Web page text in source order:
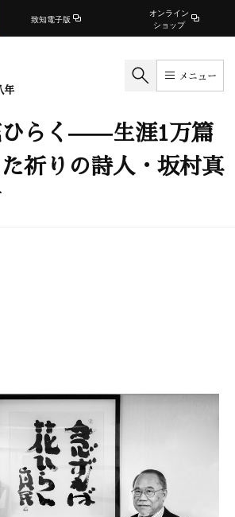
致知電子版
オンライン
ショップ
年
メニュー
ひらく——生涯1万篇
祈りの詩人・坂村真